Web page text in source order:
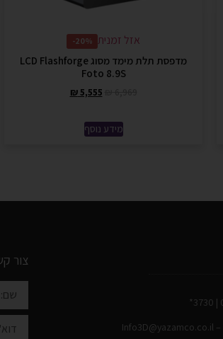
אזל זמנית 20%-
מדפסת תלת מימד מסוג LCD Flashforge
Foto 8.9S
₪5,555
מידע נוסף
–
Info3D@yazamco.co.il
צור